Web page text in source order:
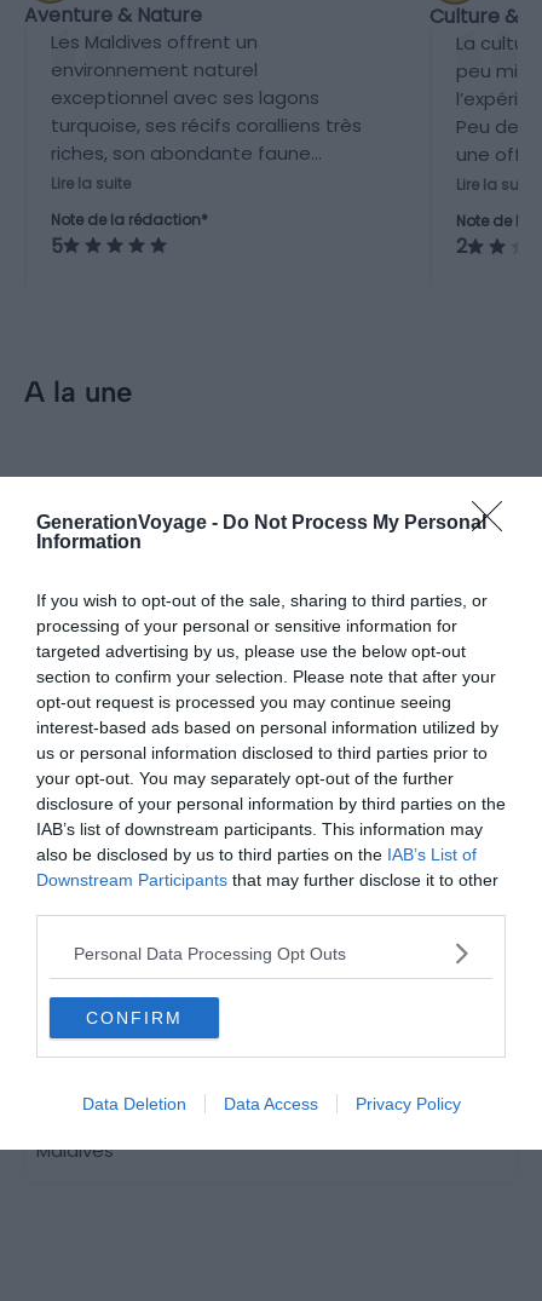
GenerationVoyage - Do Not Process My Personal
Information
If you wish to opt-out of the sale, sharing to third parties, or
processing of your personal or sensitive information for
targeted advertising by us, please use the below opt-out
section to confirm your selection. Please note that after your
opt-out request is processed you may continue seeing
interest-based ads based on personal information utilized by
us or personal information disclosed to third parties prior to
your opt-out. You may separately opt-out of the further
disclosure of your personal information by third parties on the
IAB’s list of downstream participants. This information may
also be disclosed by us to third parties on the IAB’s List of
Downstream Participants that may further disclose it to other
Personal Data Processing Opt Outs
CONFIRM
Data Deletion Data Access Privacy Policy
Aventure & Nature
Les Maldives offrent un
environnement naturel
exceptionnel avec ses lagons
turquoise, ses récifs coralliens très
riches, son abondante faune
marine et ses plages
paradisiaques. Activités de
snorkeling, plongée et excursions en
Lire la suite
Note de la rédaction*
5
Culture &
La
peu
Peu de
une
absente
capitale
Lire la suite
Note de la
2
A la une
à faire aux Maldives
Hébergements
Conseils logement
Dormir aux Maldives : les meilleurs îles où
loger
Le 25 avril 2025
Par Samuel Métairie
Les 10
des
Le 26
Hébergements
Dormir aux Maldives : les meilleurs îles où loger
Les 10 meilleurs hôtels écoresponsables des
Maldives